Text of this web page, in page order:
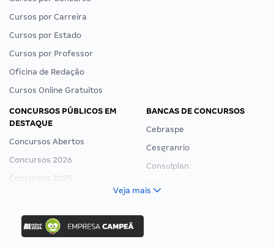
Cursos por Carreira
Cursos por Estado
Cursos por Professor
Oficina de Redação
Cursos Online Gratuitos
CONCURSOS PÚBLICOS EM
DESTAQUE
Concursos Abertos
Concursos 2026
Concursos 2025
Concurso Ibama
Concurso MPU
BANCAS DE CONCURSOS
Cebraspe
Cesgranrio
Consulplan
Veja mais